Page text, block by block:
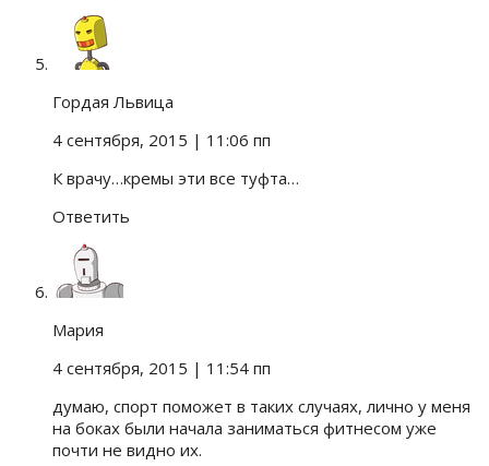
Гордая Львица
4 сентября, 2015 | 11:06 пп
К врачу…кремы эти все туфта…
Ответить
Мария
4 сентября, 2015 | 11:54 пп
думаю, спорт поможет в таких случаях, лично у меня
на боках были начала заниматься фитнесом уже
почти не видно их.